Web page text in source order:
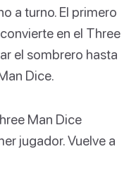
a turno. El primero
en el Three
el sombrero hasta
Dice.
Man Dice
jugador. Vuelve a